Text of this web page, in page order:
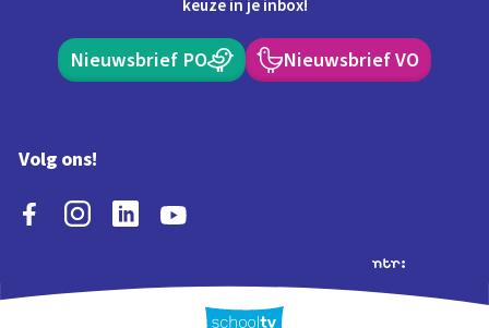
keuze in je inbox!
Nieuwsbrief PO Nieuwsbrief VO
Volg ons!